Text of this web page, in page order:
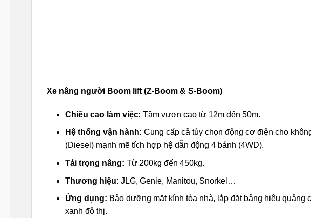
Xe nâng người Boom lift (Z-Boom & S-Boom)
Chiều cao làm việc: Tầm vươn cao từ 12m đến 50m.
Hệ thống vận hành: Cung cấp cả tùy chọn động cơ điện cho
(Diesel) mạnh mẽ tích hợp hệ dẫn động 4 bánh (4WD).
Tải trọng nâng: Từ 200kg đến 450kg.
Thương hiệu: JLG, Genie, Manitou, Snorkel…
Ứng dụng: Bảo dưỡng mặt kính tòa nhà, lắp đặt bảng hiệu quảng
xanh đô thị.